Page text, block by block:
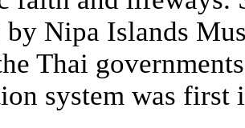
by Nipa Islands
Thai
system was first